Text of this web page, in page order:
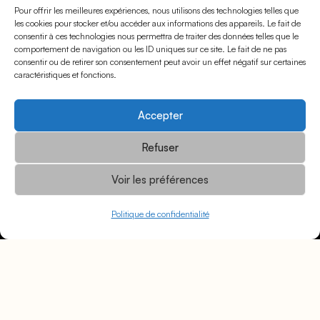
Pour offrir les meilleures expériences, nous utilisons des technologies telles que
les cookies pour stocker et/ou accéder aux informations des appareils. Le fait de
consentir à ces technologies nous permettra de traiter des données telles que le
comportement de navigation ou les ID uniques sur ce site. Le fait de ne pas
consentir ou de retirer son consentement peut avoir un effet négatif sur certaines
caractéristiques et fonctions.
Accepter
Refuser
Voir les préférences
Politique de confidentialité
NEWS
SOCIAL MEDIA